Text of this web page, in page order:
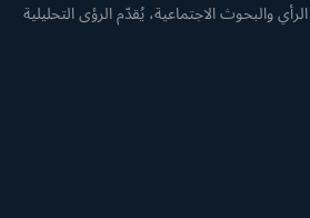
والبحوث الاجتماعية، يُقدّم الرؤى التحليلية